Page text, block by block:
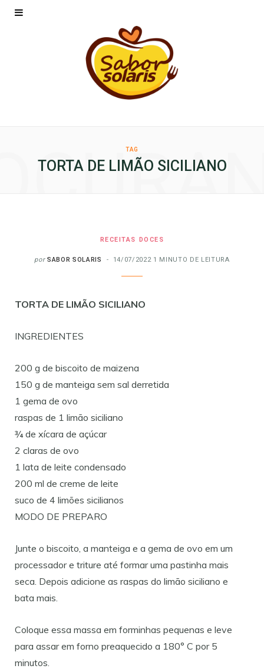
TAG
TORTA DE LIMÃO SICILIANO
RECEITAS DOCES
por SABOR SOLARIS 14/07/2022 1 MINUTO DE LEITURA
TORTA DE LIMÃO SICILIANO
INGREDIENTES
200 g de biscoito de maizena
150 g de manteiga sem sal derretida
1 gema de ovo
raspas de 1 limão siciliano
¾ de xícara de açúcar
2 claras de ovo
1 lata de leite condensado
200 ml de creme de leite
suco de 4 limões sicilianos
MODO DE PREPARO
Junte o biscoito, a manteiga e a gema de ovo em um
processador e triture até formar uma pastinha mais
seca. Depois adicione as raspas do limão siciliano e
bata mais.
Coloque essa massa em forminhas pequenas e leve
para assar em forno preaquecido a 180° C por 5
minutos.